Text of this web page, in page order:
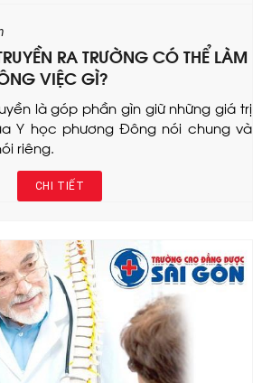
RA TRƯỜNG CÓ THỂ LÀM
VIỆC GÌ?
là góp phần gìn giữ những giá trị
Y học phương Đông nói chung và
riêng.
CHI TIẾT